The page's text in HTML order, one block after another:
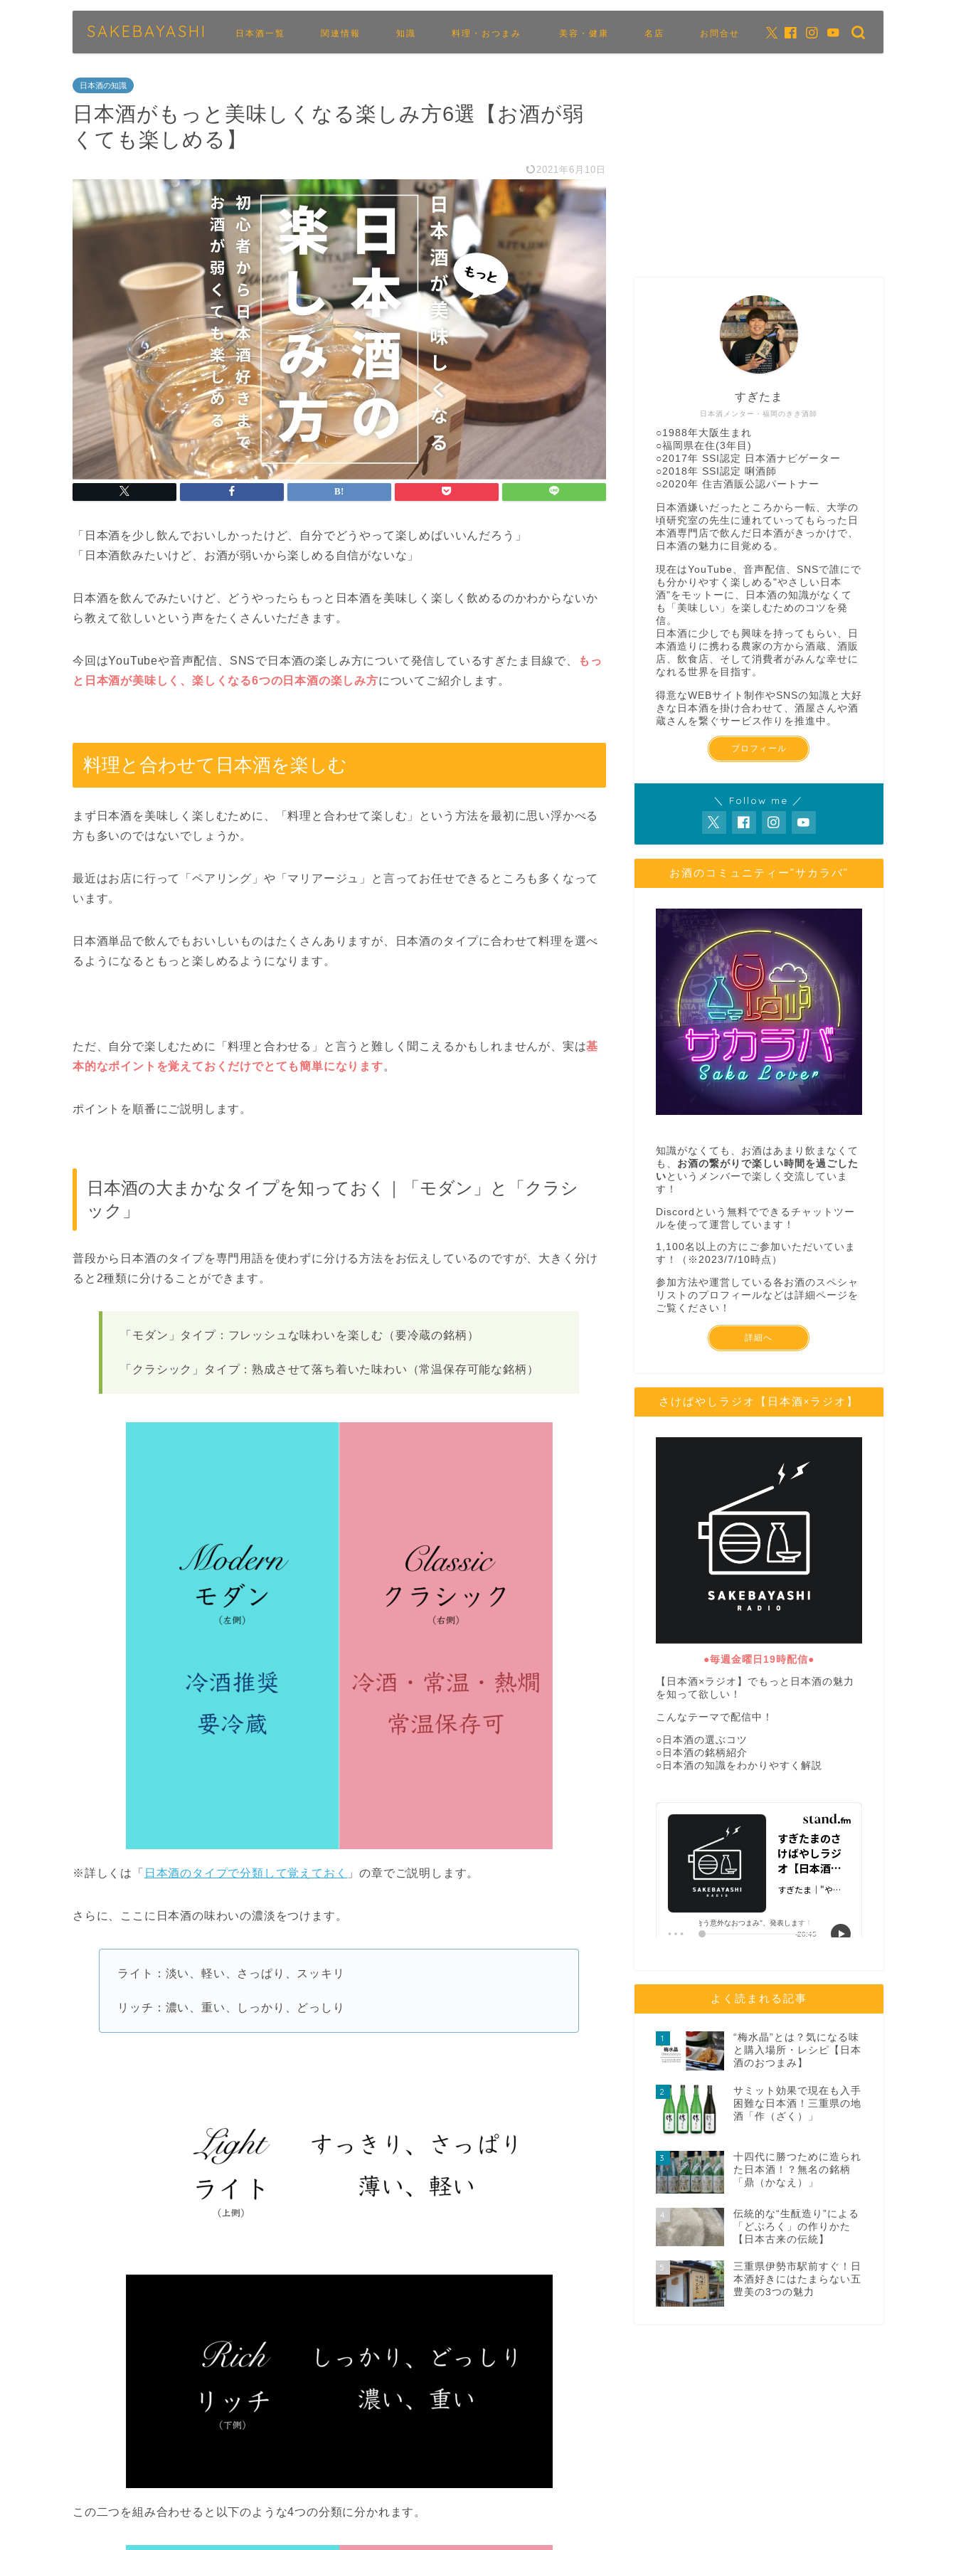
SAKEBAYASHI 日本酒一覧 関連情報 知識 料理・おつまみ 美容・健康 名店 お問合せ
日本酒の知識
日本酒がもっと美味しくなる楽しみ方6選【お酒が弱
くても楽しめる】
2021年6月10日
「日本酒を少し飲んでおいしかったけど、自分でどうやって楽しめばいいんだろう」
「日本酒飲みたいけど、お酒が弱いから楽しめる自信がないな」
日本酒を飲んでみたいけど、どうやったらもっと日本酒を美味しく楽しく飲めるのかわからないか
ら教えて欲しいという声をたくさんいただきます。
今回はYouTubeや音声配信、SNSで日本酒の楽しみ方について発信しているすぎたま目線で、
もっ
と日本酒が美味しく、楽しくなる6つの日本酒の楽しみ方についてご紹介します。
料理と合わせて日本酒を楽しむ
まず日本酒を美味しく楽しむために、「料理と合わせて楽しむ」という方法を最初に思い浮かべる
方も多いのではないでしょうか。
最近はお店に行って「ペアリング」や「マリアージュ」と言ってお任せできるところも多くなって
います。
日本酒単品で飲んでもおいしいものはたくさんありますが、日本酒のタイプに合わせて料理を選べ
るようになるともっと楽しめるようになります。
ただ、自分で楽しむために「料理と合わせる」と言うと難しく聞こえるかもしれませんが、実は基
本的なポイントを覚えておくだけでとても簡単になります。
ポイントを順番にご説明します。
日本酒の大まかなタイプを知っておく｜「モダン」と「クラシ
ック」
普段から日本酒のタイプを専門用語を使わずに分ける方法をお伝えしているのですが、大きく分け
ると2種類に分けることができます。
「モダン」タイプ：フレッシュな味わいを楽しむ（要冷蔵の銘柄）
「クラシック」タイプ：熟成させて落ち着いた味わい（常温保存可能な銘柄）
※詳しくは「 日本酒のタイプで分類して覚えておく 」の章でご説明します。
さらに、ここに日本酒の味わいの濃淡をつけます。
ライト：淡い、軽い、さっぱり、スッキリ
リッチ：濃い、重い、しっかり、どっしり
この二つを組み合わせると以下のような4つの分類に分かれます。
日本酒メンター・福岡のきき酒師
すぎたま
○1988年大阪生まれ
○福岡県在住(3年目)
○2017年 SSI認定 日本酒ナビゲーター
○2018年 SSI認定 唎酒師
○2020年 住吉酒販公認パートナー
日本酒嫌いだったところから一転、大学の
頃研究室の先生に連れていってもらった日
本酒専門店で飲んだ日本酒がきっかけで、
日本酒の魅力に目覚める。
現在はYouTube、音声配信、SNSで誰にで
も分かりやすく楽しめる"やさしい日本
酒"をモットーに、日本酒の知識がなくて
も「美味しい」を楽しむためのコツを発
信。
日本酒に少しでも興味を持ってもらい、日
本酒造りに携わる農家の方から酒蔵、酒販
店、飲食店、そして消費者がみんな幸せに
なれる世界を目指す。
得意なWEBサイト制作やSNSの知識と大好
きな日本酒を掛け合わせて、酒屋さんや酒
蔵さんを繋ぐサービス作りを推進中。
プロフィール
＼ Follow me ／
お酒のコミュニティー”サカラバ”
知識がなくても、お酒はあまり飲まなくて
も、 お酒の繋がりで楽しい時間を過ごした
い というメンバーで楽しく交流していま
す！
Discordという無料でできるチャットツー
ルを使って運営しています！
1,100名以上の方にご参加いただいていま
す！（※2023/7/10時点）
参加方法や運営している各お酒のスペシャ
リストのプロフィールなどは詳細ページを
ご覧ください！
詳細へ
さけばやしラジオ【日本酒×ラジオ】
●毎週金曜日19時配信●
【日本酒×ラジオ】でもっと日本酒の魅力
を知って欲しい！
こんなテーマで配信中！
○日本酒の選ぶコツ
○日本酒の銘柄紹介
○日本酒の知識をわかりやすく解説
よく読まれる記事
1
“梅水晶”とは？気になる味
と購入場所・レシピ【日本
酒のおつまみ】
2
サミット効果で現在も入手
困難な日本酒！三重県の地
酒「作（ざく）」
3
十四代に勝つために造られ
た日本酒！？無名の銘柄
「鼎（かなえ）」
4
伝統的な“生酛造り”による
「どぶろく」の作りかた
【日本古来の伝統】
5
三重県伊勢市駅前すぐ！日
本酒好きにはたまらない五
豊美の3つの魅力